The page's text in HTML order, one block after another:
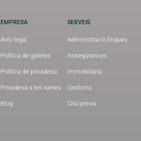
EMPRESA
Avís legal
Política de galetes
Política de privadesa
Privadesa a les xarxes
Blog
SERVEIS
Administració finques
Assegurances
Immobiliària
Gestions
Cita prèvia